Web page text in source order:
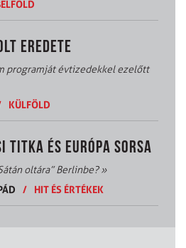
EREDETE
programját évtizedekkel ezelőtt
KÜLFÖLD
TITKA ÉS EURÓPA SORSA
oltára” Berlinbe?»
/ HIT ÉS ÉRTÉKEK